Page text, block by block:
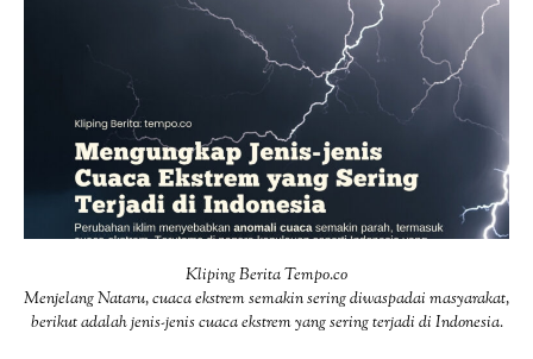
Kliping Berita Tempo.co
Menjelang Nataru, cuaca ekstrem semakin sering diwaspadai masyarakat,
berikut adalah jenis-jenis cuaca ekstrem yang sering terjadi di Indonesia.